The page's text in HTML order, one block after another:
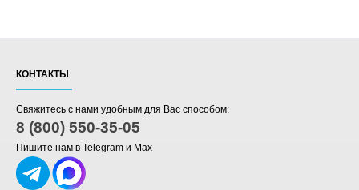
КОНТАКТЫ
Свяжитесь с нами удобным для Вас способом:
8 (800) 550-35-05
Пишите нам в Telegram и Max